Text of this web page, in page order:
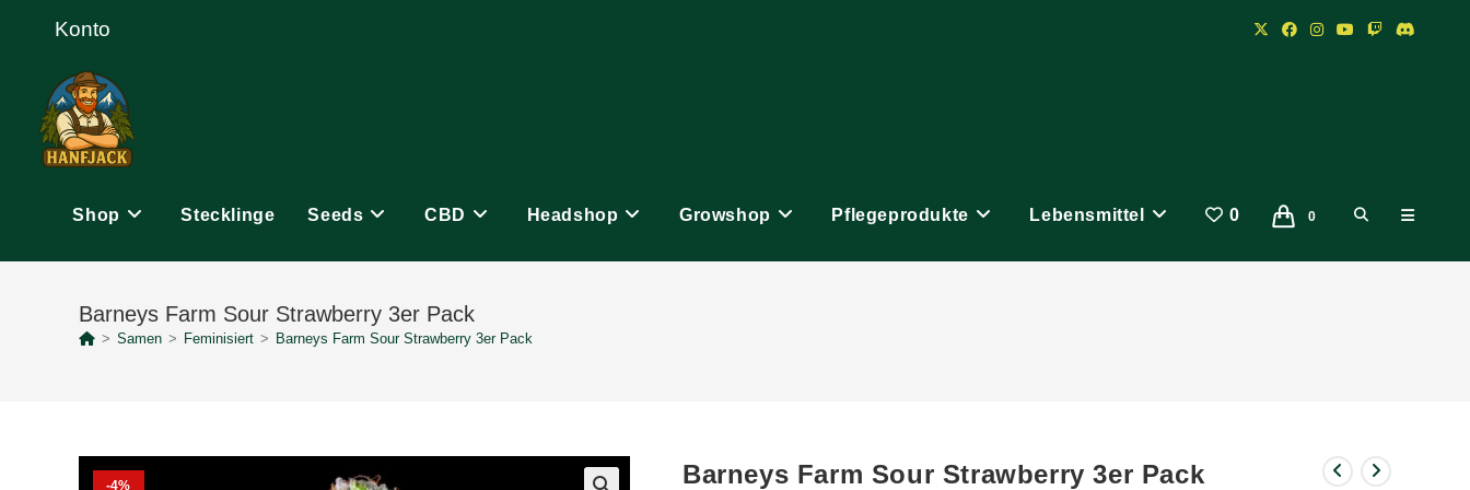
Konto
Shop Stecklinge Seeds CBD Headshop Growshop Pflegeprodukte Lebensmittel 0 0 Website-
Barneys Farm Sour Strawberry 3er Pack
> Samen > Feminisiert > Barneys Farm Sour Strawberry 3er Pack
-4% Barneys Farm Sour Strawberry 3er Pack